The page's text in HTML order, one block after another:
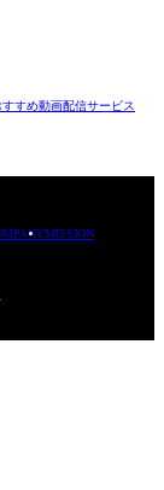
すすめ動画配信サービス
MISSION